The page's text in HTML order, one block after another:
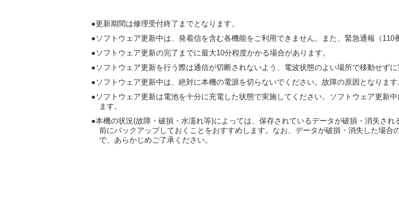
更新期間は修理受付終了までとなります。
ソフトウェア更新中は、発着信を含む各機能をご利用できません。また、緊急通報（110
ソフトウェア更新の完了までに最大10分程度かかる場合があります。
ソフトウェア更新を行う際は通信が切断されないよう、電波状態のよい場所で移動せずに
ソフトウェア更新中は、絶対に本機の電源を切らないでください。故障の原因となります
ソフトウェア更新は電池を十分に充電した状態で実施してください。ソフトウェア更新
ます。
本機の状況(故障・破損・水濡れ等)によっては、保存されているデータが破損・消失さ
前にバックアップしておくことをおすすめします。なお、データが破損・消失した場
で、あらかじめご了承ください。